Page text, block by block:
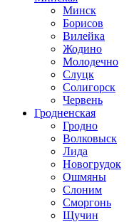
Минск
Борисов
Вилейка
Жодино
Молодечно
Слуцк
Солигорск
Червень
Гродненская
Гродно
Волковыск
Лида
Новогрудок
Ошмяны
Слоним
Сморгонь
Щучин